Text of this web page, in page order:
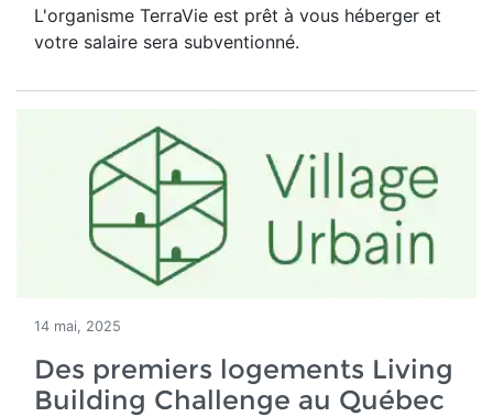
L'organisme TerraVie est prêt à vous héberger et
votre salaire sera subventionné.
14 mai, 2025
Des premiers logements Living
Building Challenge au Québec